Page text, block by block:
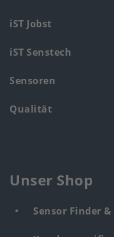
iST Jobst
iST Senstech
Sensoren
Qualität
Unser Shop
Sensor Finder &